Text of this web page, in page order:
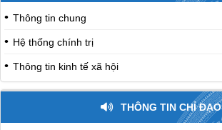
Thông tin chung
Hệ thống chính trị
Thông tin kinh tế xã hội
THÔNG TIN CHỈ ĐẠO